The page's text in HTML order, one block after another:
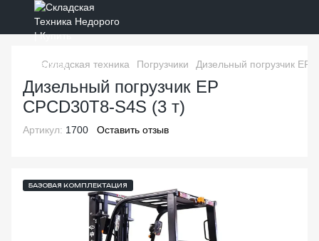
Складская техника Погрузчики Дизельный погрузчик EP
Дизельный погрузчик EP
CPCD30T8-S4S (3 т)
Артикул: 1700 Оставить отзыв
БАЗОВАЯ КОМПЛЕКТАЦИЯ